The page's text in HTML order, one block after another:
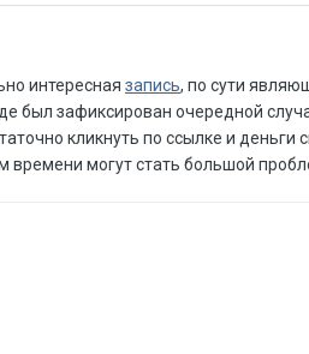
интересная запись, по сути
был зафиксирован очередной
кликнуть по ссылке и деньги
времени могут стать большой